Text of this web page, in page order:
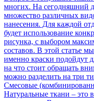
многих. На сегодняшний
множество различных
нанесения. Для каждой
будет использование
рисунка, с выбором
составов. В этой статье
именно краски подойдут
на что стоит обращать
можно разделить на три
Смесовые
Натуральные ткани – это